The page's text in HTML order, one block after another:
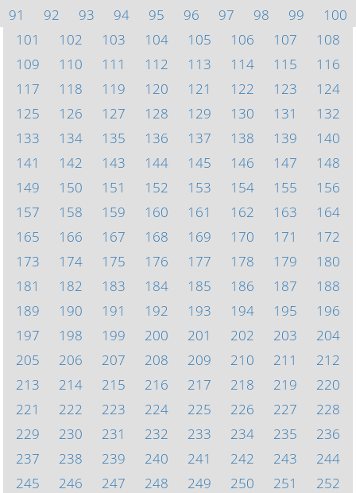
91
92 93 94 95 96 97 98 99
100
101
102 103 104 105 106 107
108
109
110 111 112 113 114 115
116
117
118 119 120 121 122 123
124
125
126 127 128 129 130 131
132
133
134 135 136 137 138 139
140
141
142 143 144 145 146 147
148
149
150 151 152 153 154 155
156
157
158 159 160 161 162 163
164
165
166 167 168 169 170 171
172
173
174 175 176 177 178 179
180
181
182 183 184 185 186 187
188
189
190 191 192 193 194 195
196
197
198 199 200 201 202 203
204
205
206 207 208 209 210 211
212
213
214 215 216 217 218 219
220
221
222 223 224 225 226 227
228
229
230 231 232 233 234 235
236
237
238 239 240 241 242 243
244
245
246 247 248 249 250 251
252